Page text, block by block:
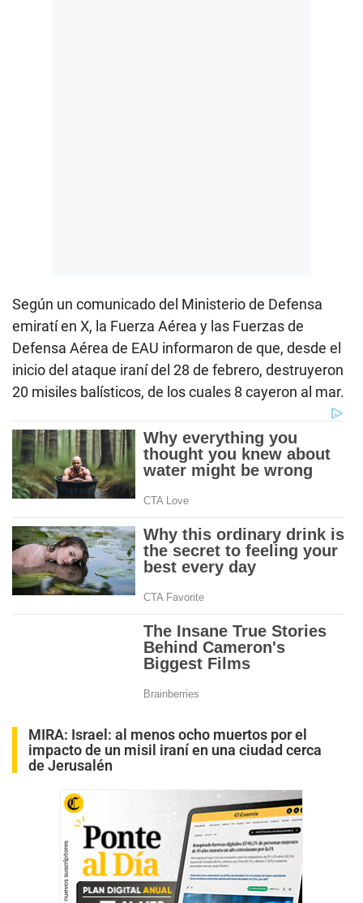
Según un comunicado del Ministerio de Defensa
emiratí en X, la Fuerza Aérea y las Fuerzas de
Defensa Aérea de EAU informaron de que, desde el
inicio del ataque iraní del 28 de febrero, destruyeron
20 misiles balísticos, de los cuales 8 cayeron al mar.
MIRA: Israel: al menos ocho muertos por el
impacto de un misil iraní en una ciudad cerca
de Jerusalén